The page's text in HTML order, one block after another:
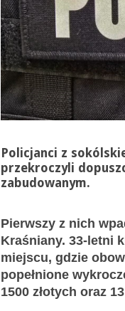
Policjanci z
przekroczyli
zabudowanym.
Pierwszy z nich
Kraśniany. 33-letni
miejscu, gdzie
popełnione
1500 złotych oraz